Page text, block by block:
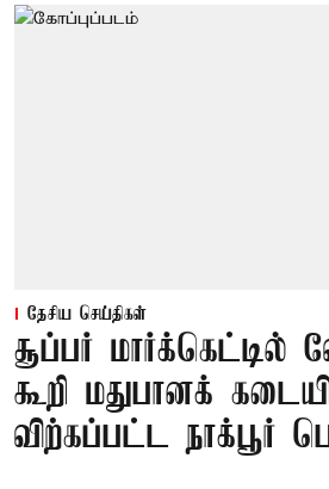
தேசிய செய்திகள்
சூப்பர்
கூறி மதுபானக்
விற்கப்பட்ட நாக்பூர்